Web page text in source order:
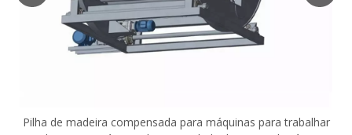
Pilha de madeira compensada para máquinas para trabalhar